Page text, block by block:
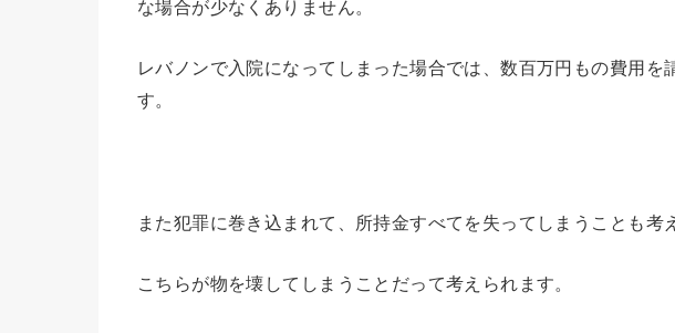
な場合が少なくありません。
レバノンで入院になってしまった場合では、数百万円もの費用を
す。
また犯罪に巻き込まれて、所持金すべてを失ってしまうことも考
こちらが物を壊してしまうことだって考えられます。